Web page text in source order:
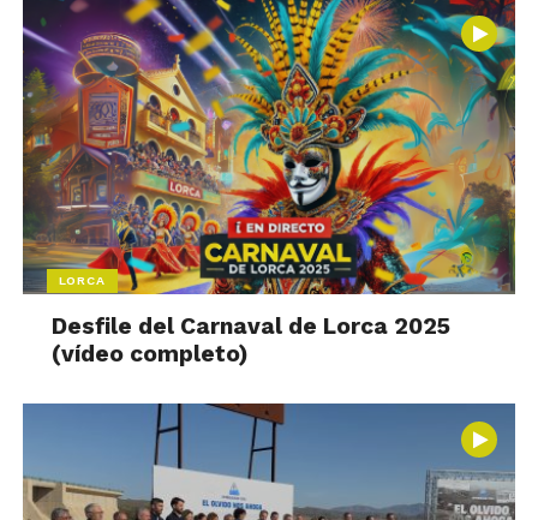
LORCA
Desfile del Carnaval de Lorca 2025
(vídeo completo)